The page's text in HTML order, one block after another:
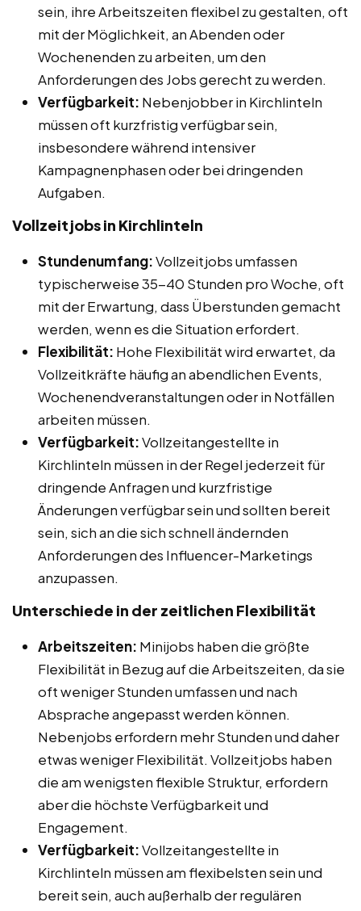
sein, ihre Arbeitszeiten flexibel zu gestalten, oft
mit der Möglichkeit, an Abenden oder
Wochenenden zu arbeiten, um den
Anforderungen des Jobs gerecht zu werden.
Verfügbarkeit: Nebenjobber in Kirchlinteln
müssen oft kurzfristig verfügbar sein,
insbesondere während intensiver
Kampagnenphasen oder bei dringenden
Aufgaben.
Vollzeitjobs in Kirchlinteln
Stundenumfang:Vollzeitjobs umfassen
typischerweise 35-40 Stunden pro Woche, oft
mit der Erwartung, dass Überstunden gemacht
werden, wenn es die Situation erfordert.
Flexibilität: Hohe Flexibilität wird erwartet, da
Vollzeitkräfte häufig an abendlichen Events,
Wochenendveranstaltungen oder in Notfällen
arbeiten müssen.
Verfügbarkeit:Vollzeitangestellte in
Kirchlinteln müssen in der Regel jederzeit für
dringende Anfragen und kurzfristige
Änderungen verfügbar sein und sollten bereit
sein, sich an die sich schnell ändernden
Anforderungen des Influencer-Marketings
anzupassen.
Unterschiede in der zeitlichen Flexibilität
Arbeitszeiten: Minijobs haben die größte
Flexibilität in Bezug auf die Arbeitszeiten, da sie
oft weniger Stunden umfassen und nach
Absprache angepasst werden können.
Nebenjobs erfordern mehr Stunden und daher
etwas weniger Flexibilität. Vollzeitjobs haben
die am wenigsten flexible Struktur, erfordern
aber die höchste Verfügbarkeit und
Engagement.
Verfügbarkeit:Vollzeitangestellte in
Kirchlinteln müssen am flexibelsten sein und
bereit sein, auch außerhalb der regulären